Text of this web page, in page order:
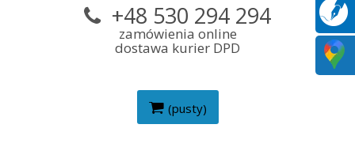
(pusty)
+48 530 294 294
zamówienia online
dostawa kurier DPD